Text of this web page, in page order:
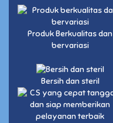
Produk Berkualitas dan
bervariasi
Bersih dan steril